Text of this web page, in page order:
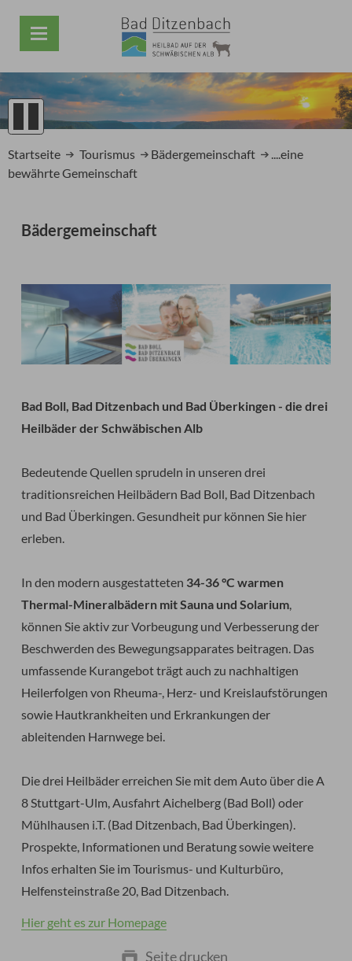
Startseite Tourismus Bädergemeinschaft
....eine
bewährte Gemeinschaft
Bädergemeinschaft
Bad Boll, Bad Ditzenbach und Bad Überkingen - die drei
Heilbäder der Schwäbischen Alb
Bedeutende Quellen sprudeln in unseren drei
traditionsreichen Heilbädern Bad Boll, Bad Ditzenbach
und Bad Überkingen. Gesundheit pur können Sie hier
erleben.
In den modern ausgestatteten 34-36 °C warmen
Thermal-Mineralbädern mit Sauna und Solarium,
können Sie aktiv zur Vorbeugung und Verbesserung der
Beschwerden des Bewegungsapparates beitragen. Das
umfassende Kurangebot trägt auch zu nachhaltigen
Heilerfolgen von Rheuma-, Herz- und Kreislaufstörungen
sowie Hautkrankheiten und Erkrankungen der
ableitenden Harnwege bei.
Die drei Heilbäder erreichen Sie mit dem Auto über die A
8 Stuttgart-Ulm, Ausfahrt Aichelberg (Bad Boll) oder
Mühlhausen i.T. (Bad Ditzenbach, Bad Überkingen).
Prospekte, Informationen und Beratung sowie weitere
Infos erhalten Sie im Tourismus- und Kulturbüro,
Helfensteinstraße 20, Bad Ditzenbach.
Hier geht es zur Homepage
Seite drucken